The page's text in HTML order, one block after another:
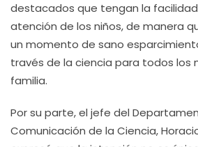
destacados que tengan la
atención de los niños, de manera
un momento de sano
través de la ciencia para todos los
familia.
Por su parte, el jefe del
Comunicación de la Ciencia,